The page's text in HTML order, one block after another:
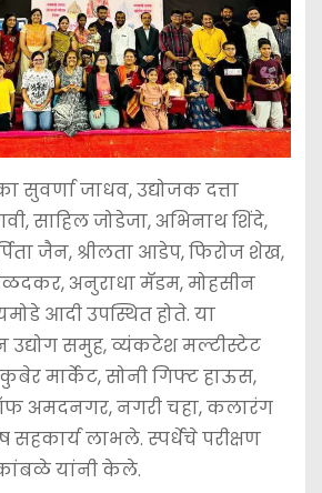
सुवर्णा जाधव, उद्योजक दत्ता
साहिल जोडेजा, अभिनाथ शिंदे,
जैन, श्रीलता आडेप, फिरोज शेख,
अनुराधा मॅडम, मोहसीन
आदी उपस्थित होते. या
उद्योग समुह, व्यंकटेश मल्टीस्टेट
कुबेर मार्केट, सोनी गिफ्ट हाऊस,
अमदनगर, नगरी चहा, कलारंग
लाभले. स्पर्धेचे परीक्षण
यांनी केले.